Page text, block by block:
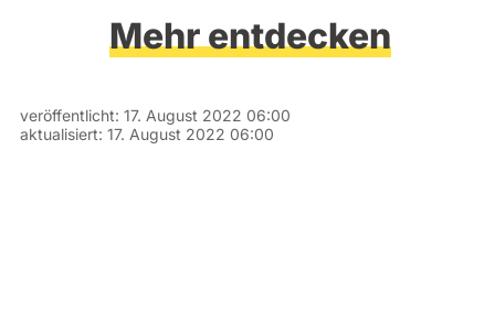
Mehr entdecken
veröffentlicht: 17. August 2022 06:00
aktualisiert: 17. August 2022 06:00